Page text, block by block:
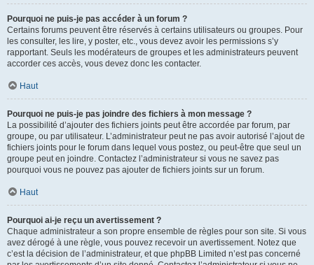
Pourquoi ne puis-je pas accéder à un forum ?
Certains forums peuvent être réservés à certains utilisateurs ou groupes. Pour
les consulter, les lire, y poster, etc., vous devez avoir les permissions s’y
rapportant. Seuls les modérateurs de groupes et les administrateurs peuvent
accorder ces accès, vous devez donc les contacter.
Haut
Pourquoi ne puis-je pas joindre des fichiers à mon message ?
La possibilité d’ajouter des fichiers joints peut être accordée par forum, par
groupe, ou par utilisateur. L’administrateur peut ne pas avoir autorisé l’ajout de
fichiers joints pour le forum dans lequel vous postez, ou peut-être que seul un
groupe peut en joindre. Contactez l’administrateur si vous ne savez pas
pourquoi vous ne pouvez pas ajouter de fichiers joints sur un forum.
Haut
Pourquoi ai-je reçu un avertissement ?
Chaque administrateur a son propre ensemble de règles pour son site. Si vous
avez dérogé à une règle, vous pouvez recevoir un avertissement. Notez que
c’est la décision de l’administrateur, et que phpBB Limited n’est pas concerné